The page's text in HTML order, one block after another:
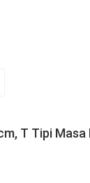
T Tipi Masa